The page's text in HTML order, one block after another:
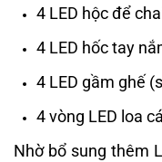
4 LED hộc để
4 LED hốc tay
4 LED gầm ghế
4 vòng LED loa
Nhờ bổ sung thêm